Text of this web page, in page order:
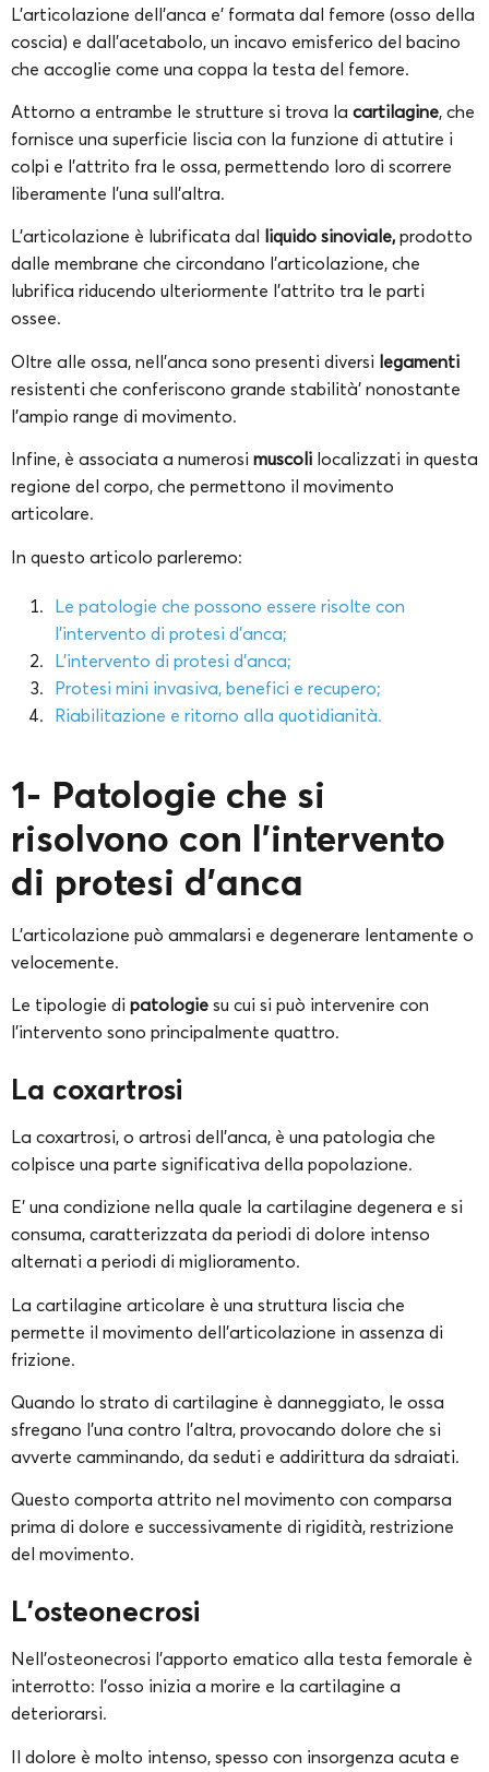
L’articolazione dell’anca e’ formata dal femore (osso della
coscia) e dall’acetabolo, un incavo emisferico del bacino
che accoglie come una coppa la testa del femore.
Attorno a entrambe le strutture si trova la cartilagine, che
fornisce una superficie liscia con la funzione di attutire i
colpi e l’attrito fra le ossa, permettendo loro di scorrere
liberamente l’una sull’altra.
L’articolazione è lubrificata dal liquido sinoviale, prodotto
dalle membrane che circondano l’articolazione, che
lubrifica riducendo ulteriormente l’attrito tra le parti
ossee.
Oltre alle ossa, nell’anca sono presenti diversi legamenti
resistenti che conferiscono grande stabilità’ nonostante
l’ampio range di movimento.
Infine, è associata a numerosi muscoli localizzati in questa
regione del corpo, che permettono il movimento
articolare.
In questo articolo parleremo:
Le patologie che possono essere risolte con
l’intervento di protesi d’anca;
L’intervento di protesi d’anca;
Protesi mini invasiva, benefici e recupero;
Riabilitazione e ritorno alla quotidianità.
1- Patologie che si
risolvono con l’intervento
di protesi d’anca
L’articolazione può ammalarsi e degenerare lentamente o
velocemente.
Le tipologie di patologie su cui si può intervenire con
l’intervento sono principalmente quattro.
La coxartrosi
La coxartrosi, o artrosi dell’anca, è una patologia che
colpisce una parte significativa della popolazione.
E’ una condizione nella quale la cartilagine degenera e si
consuma, caratterizzata da periodi di dolore intenso
alternati a periodi di miglioramento.
La cartilagine articolare è una struttura liscia che
permette il movimento dell’articolazione in assenza di
frizione.
Quando lo strato di cartilagine è danneggiato, le ossa
sfregano l’una contro l’altra, provocando dolore che si
avverte camminando, da seduti e addirittura da sdraiati.
Questo comporta attrito nel movimento con comparsa
prima di dolore e successivamente di rigidità, restrizione
del movimento.
L’osteonecrosi
Nell’osteonecrosi l’apporto ematico alla testa femorale è
interrotto: l’osso inizia a morire e la cartilagine a
deteriorarsi.
Il dolore è molto intenso, spesso con insorgenza acuta e